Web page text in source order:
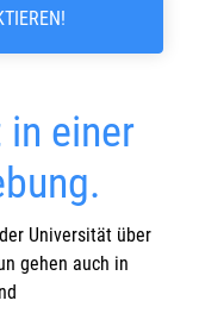
einer
Universität über
gehen auch in